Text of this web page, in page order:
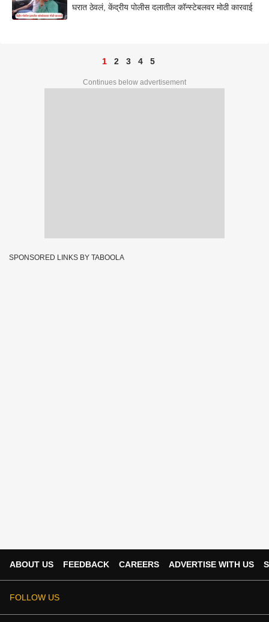
घरात ठेवलं, केंद्रीय पोलीस दलातील कॉन्स्टेबलवर मोठी कारवाई
1 2 3 4 5
Continues below advertisement
SPONSORED LINKS BY TABOOLA
ABOUT US FEEDBACK CAREERS ADVERTISE WITH US
FOLLOW US